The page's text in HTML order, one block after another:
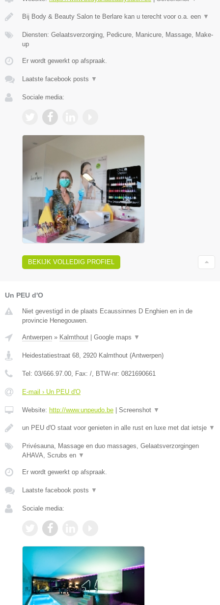
Bij Body & Beauty Salon te Berlare kan u terecht voor o.a. een ▼
Diensten: Gelaatsverzorging, Pedicure, Manicure, Massage, Make-
up
Er wordt gewerkt op afspraak.
Laatste facebook posts ▼
Sociale media:
BEKIJK VOLLEDIG PROFIEL
Un PEU d'O
Niet gevestigd in de plaats Ecaussinnes D Enghien en in de
provincie Henegouwen.
Antwerpen » Kalmthout Google maps ▼
Heidestatiestraat 68 2920 Kalmthout (Antwerpen)
Tel: 03/666.97.00 , Fax: / , BTW-nr: 0821690661
E-mail › Un PEU d'O
Website: http://www.unpeudo.be Screenshot ▼
un PEU d'O staat voor genieten in alle rust en luxe met dat ietsje ▼
Privésauna, Massage en duo massages, Gelaatsverzorgingen
AHAVA, Scrubs en ▼
Er wordt gewerkt op afspraak.
Laatste facebook posts ▼
Sociale media: